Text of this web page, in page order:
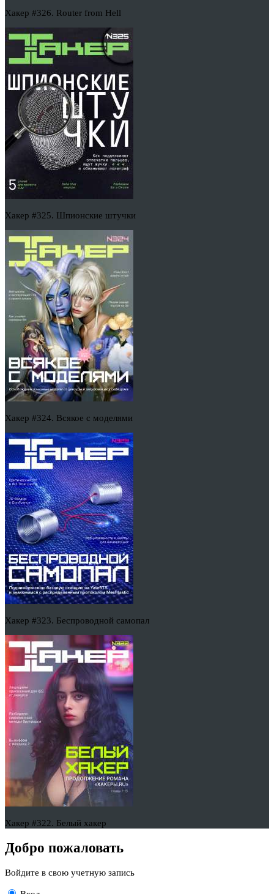
Хакер #326. Router from Hell
Хакер #325. Шпионские штучки
Хакер #324. Всякое с моделями
Хакер #323. Беспроводной самопал
Хакер #322. Белый хакер
Добро пожаловать
Войдите в свою учетную запись